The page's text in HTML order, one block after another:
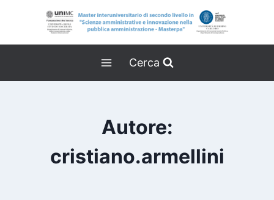
Cerca
Autore:
cristiano.armellini